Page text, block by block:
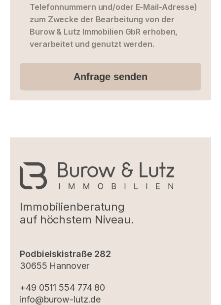
Telefonnummern und/oder E-Mail-Adresse)
zum Zwecke der Bearbeitung von der
Burow & Lutz Immobilien GbR erhoben,
verarbeitet und genutzt werden.
Anfrage senden
Immobilienberatung
auf höchstem Niveau.
Podbielskistraße 282
30655 Hannover
+49 0511 554 774 80
info@burow-lutz.de